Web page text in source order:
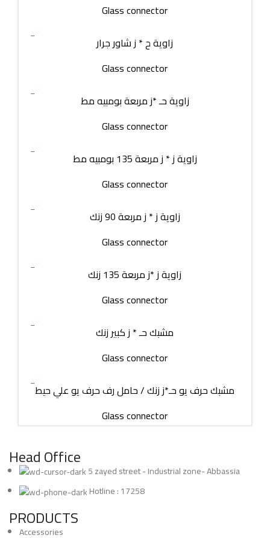
Glass connector
زاوية ح * ز شاور جرار
Glass connector
زاوية حـ *ز مربعة بومبيه مط
Glass connector
زاوية ز * ز مربعة 135 بومبيه مط
Glass connector
زاوية ز * ز مربعة 90 زنك
Glass connector
زاوية ز *ز مربعة 135 زنك
Glass connector
مشبك حـ * ز كبير زنك
Glass connector
مشبك حرف يو حـ*ز زنك / حامل رف حرف يو علي حيط
Glass connector
Head Office
5 zayed street - Industrial zone- Abbassia
Hotline : 17258
PRODUCTS
Accessories